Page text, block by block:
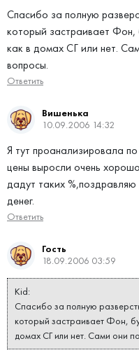
Спасибо за полную
который застраивает Фон,
как в домах СГ или нет.
вопросы.
Ответить
Вишенька
10.09.2006 14:32
Я тут проанализировала
цены выросли очень
дадут таких
денег.
Ответить
Гость
18.09.2006 03:59
Kid:
Спасибо за полную
который застраивает Фон,
домах СГ или нет. Сами они